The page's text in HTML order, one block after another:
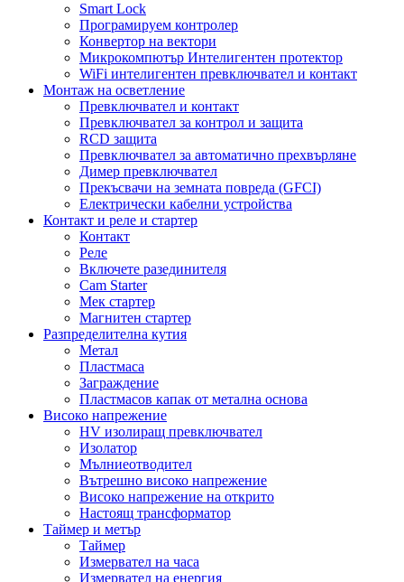
Smart Lock
Програмируем контролер
Конвертор на вектори
Микрокомпютър Интелигентен протектор
WiFi интелигентен превключвател и контакт
Монтаж на осветление
Превключвател и контакт
Превключвател за контрол и защита
RCD защита
Превключвател за автоматично прехвърляне
Димер превключвател
Прекъсвачи на земната повреда (GFCI)
Електрически кабелни устройства
Контакт и реле и стартер
Контакт
Реле
Включете разединителя
Cam Starter
Мек стартер
Магнитен стартер
Разпределителна кутия
Метал
Пластмаса
Заграждение
Пластмасов капак от метална основа
Високо напрежение
HV изолиращ превключвател
Изолатор
Мълниеотводител
Вътрешно високо напрежение
Високо напрежение на открито
Настоящ трансформатор
Таймер и метър
Таймер
Измервател на часа
Измервател на енергия